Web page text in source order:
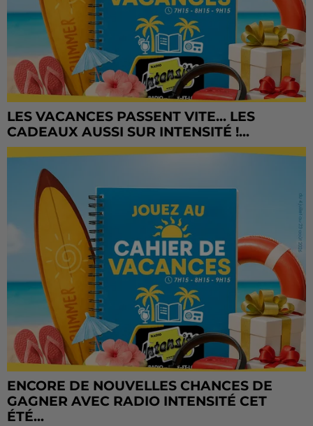
LES VACANCES PASSENT VITE... LES
CADEAUX AUSSI SUR INTENSITÉ !...
ENCORE DE NOUVELLES CHANCES DE
GAGNER AVEC RADIO INTENSITÉ CET
ÉTÉ...